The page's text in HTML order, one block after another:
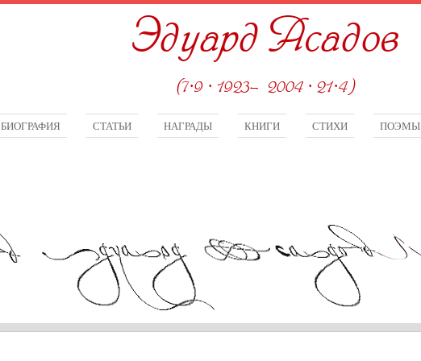
Эдуард Асадов
(7·9 · 1923—2004 · 21·4)
БИОГРАФИЯ СТАТЬИ НАГРАДЫ КНИГИ СТИХИ ПОЭМЫ